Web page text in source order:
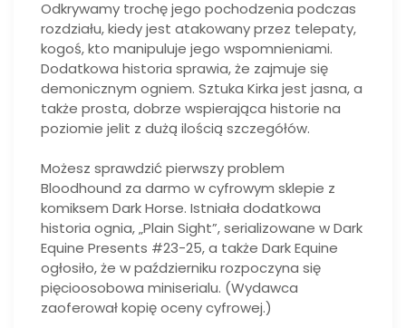
Odkrywamy trochę jego pochodzenia podczas
rozdziału, kiedy jest atakowany przez telepaty,
kogoś, kto manipuluje jego wspomnieniami.
Dodatkowa historia sprawia, że zajmuje się
demonicznym ogniem. Sztuka Kirka jest jasna, a
także prosta, dobrze wspierająca historie na
poziomie jelit z dużą ilością szczegółów.
Możesz sprawdzić pierwszy problem
Bloodhound za darmo w cyfrowym sklepie z
komiksem Dark Horse. Istniała dodatkowa
historia ognia, „Plain Sight”, serializowane w Dark
Equine Presents #23-25, a także Dark Equine
ogłosiło, że w październiku rozpoczyna się
pięcioosobowa miniserialu. (Wydawca
zaoferował kopię oceny cyfrowej.)